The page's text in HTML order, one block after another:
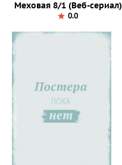
Меховая 8/1 (Веб-сериал)
0.0